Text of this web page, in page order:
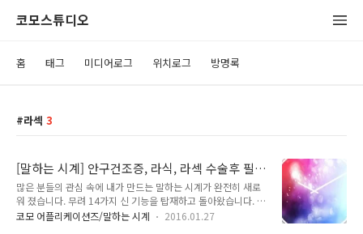
코모스튜디오
홈 태그 미디어로그 위치로그 방명록
라섹 3
[말하는 시계] 안구건조증, 라식, 라섹 수술후 필
수 무료앱! -손으로 스치거나, 뒤집거나, 전원키
두번 클릭만 하면 현재 시간을 말합니다.
많은 분들의 관심 속에 내가 만드는 말하는 시계가 완전히 새로
워 졌습니다. 무려 14가지 신 기능을 탑재하고 돌아왔습니다. 뿐
만 아니라 완전히 무료 입니다. 언제 어디에서나 손 쉽게 시간을
코모 어플리케이션즈/말하는 시계 2016.01.27